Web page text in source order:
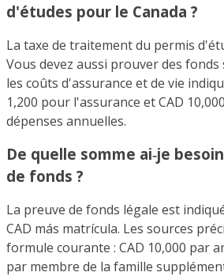
d'études pour le Canada ?
La taxe de traitement du permis
Vous devez aussi prouver des
les coûts d'assurance et de vie
1,200 pour l'assurance et CAD
dépenses annuelles.
De quelle somme ai‑je
de fonds ?
La preuve de fonds légale est
CAD más matrícula. Les sources
formule courante : CAD 10,000 par
par membre de la famille